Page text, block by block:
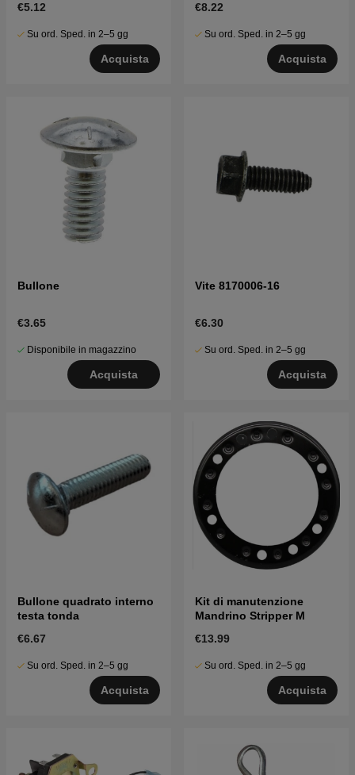
€5.12
Su ord. Sped. in 2–5 gg
Acquista
€8.22
Su ord. Sped. in 2–5 gg
Acquista
Bullone
€3.65
Disponibile in magazzino
Acquista
Vite 8170006-16
€6.30
Su ord. Sped. in 2–5 gg
Acquista
Bullone quadrato interno
testa tonda
€6.67
Su ord. Sped. in 2–5 gg
Acquista
Kit di manutenzione
Mandrino Stripper M
€13.99
Su ord. Sped. in 2–5 gg
Acquista